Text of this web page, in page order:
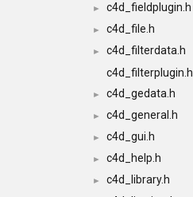
► c4d_fieldplugin.h
► c4d_file.h
►
c4d_filterdata.h
c4d_filterplugin.h
► c4d_gedata.h
► c4d_general.h
► c4d_gui.h
► c4d_help.h
►
c4d_library.h